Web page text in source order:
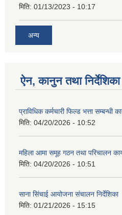
मिति: 01/13/2023 - 10:17
अन्य
ऐन, कानुन तथा निर्देशिका
प्राविधिक कर्मचारी फिल्ड भत्ता सम्बन्धी
मिति: 04/20/2026 - 10:52
महिला आमा समूह गठन तथा परिचालन
मिति: 04/20/2026 - 10:51
साना सिंचाई आयोजना संचालन निर्देशिका
मिति: 01/21/2026 - 15:15